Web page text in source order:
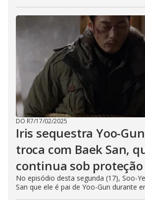
DO R7/17/02/2025
Iris sequestra Yoo-
troca com Baek San,
continua sob proteção
No episódio desta segunda (17), Soo-
San que ele é pai de Yoo-Gun durante